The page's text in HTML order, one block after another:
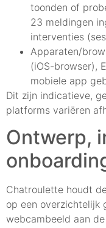
toonden of
23 meldingen
interventies
Apparaten/
(iOS-browser),
mobiele app
Dit zijn indicatieve,
platforms variëren
Ontwerp,
Chatroulette houdt
op een overzichtelijk
webcambeeld aan